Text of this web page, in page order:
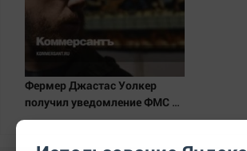
Фермер Джастас Уолкер
получил уведомление ФМС о
депортации из России